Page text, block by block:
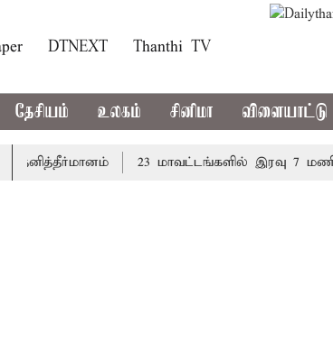
DTNEXT Thanthi TV
தேசியம் உலகம் சினிமா விளையாட்டு
23 மாவட்டங்களில் இரவு 7